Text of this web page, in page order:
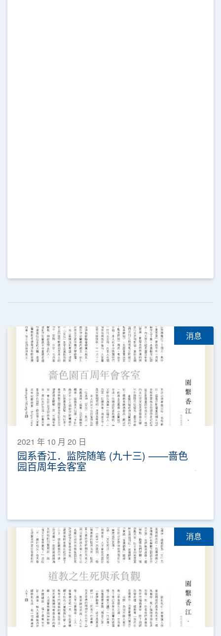
消息
2021 年 10 月 20 日
园系香江．监院随笔 (九十三) ——啬色
园百周年会客室
消息